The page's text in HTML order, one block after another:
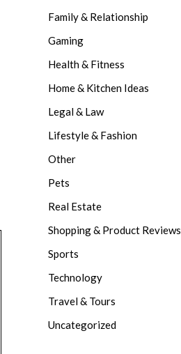
Family & Relationship
Gaming
Health & Fitness
Home & Kitchen Ideas
Legal & Law
Lifestyle & Fashion
Other
Pets
Real Estate
Shopping & Product Reviews
Sports
Technology
Travel & Tours
Uncategorized